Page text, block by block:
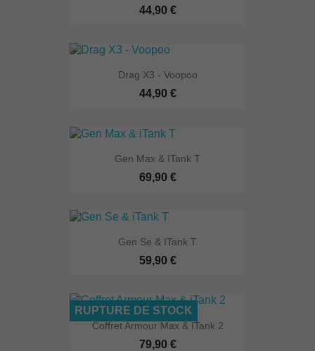
44,90 €
Drag X3 - Voopoo
44,90 €
Gen Max & ITank T
69,90 €
Gen Se & ITank T
59,90 €
Coffret Armour Max & ITank 2
79,90 €
RUPTURE DE STOCK